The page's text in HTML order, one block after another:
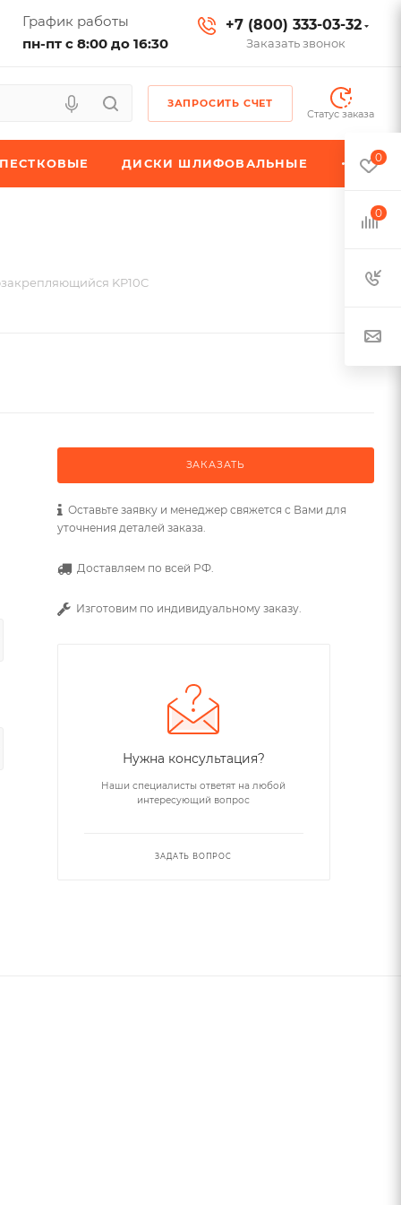
График работы
пн-пт с 8:00 до 16:30
+7 (800) 333-03-32
Заказать звонок
ЗАПРОСИТЬ СЧЕТ
Статус заказа
ДИСКИ ШЛИФОВАЛЬНЫЕ
KP10C
ЗАКАЗАТЬ
Оставьте заявку и менеджер свяжется с Вами для
уточнения деталей заказа.
Доставляем по всей РФ.
Изготовим по индивидуальному заказу.
Нужна консультация?
Наши специалисты ответят на любой
интересующий вопрос
ЗАДАТЬ ВОПРОС
0
0